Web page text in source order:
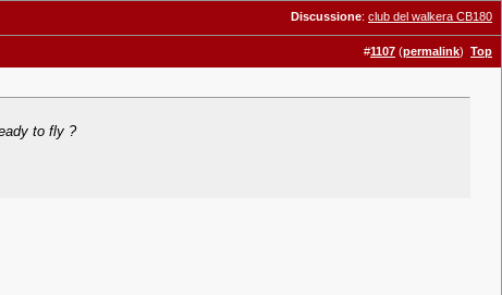
Discussione: club del walkera CB180
#1107 (permalink) Top
to fly ?